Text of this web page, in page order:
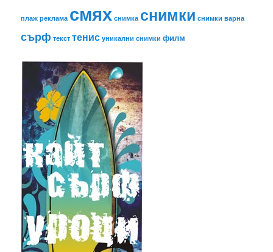
плаж реклама смях снимка снимки снимки варна
сърф текст тенис уникални снимки филм